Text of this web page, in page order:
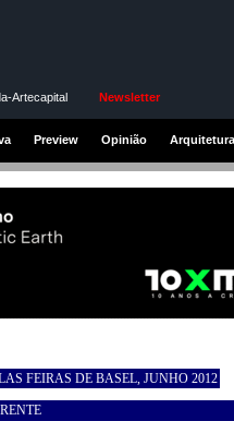
Artecapital Newsletter
Preview Opinião
FEIRAS DE BASEL, JUNHO 2012